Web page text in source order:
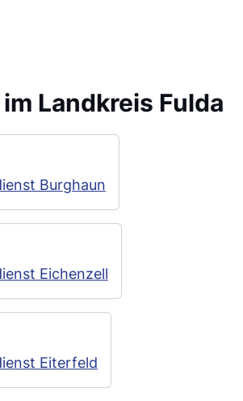
Landkreis Fulda
Burghaun
Eichenzell
Eiterfeld